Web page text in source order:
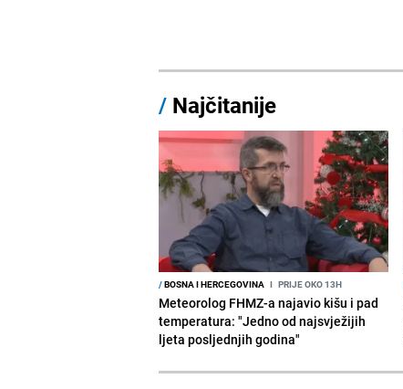
/ Najčitanije
/BOSNA I HERCEGOVINA I PRIJE OKO 13H
Meteorolog FHMZ-a najavio kišu i pad
temperatura: "Jedno od najsvježijih
ljeta posljednjih godina"